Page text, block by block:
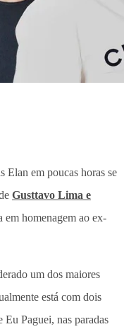
em poucas horas se
Gusttavo Lima e
em homenagem ao ex-
um dos maiores
está com dois
Paguei, nas paradas